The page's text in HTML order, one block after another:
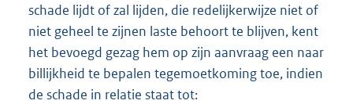
schade lijdt of zal lijden, die redelijkerwijze niet of
niet geheel te zijnen laste behoort te blijven, kent
het bevoegd gezag hem op zijn aanvraag een naar
billijkheid te bepalen tegemoetkoming toe, indien
de schade in relatie staat tot: